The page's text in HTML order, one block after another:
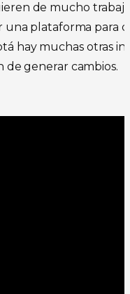
de mucho
una plataforma para
hay muchas otras
de generar cambios.